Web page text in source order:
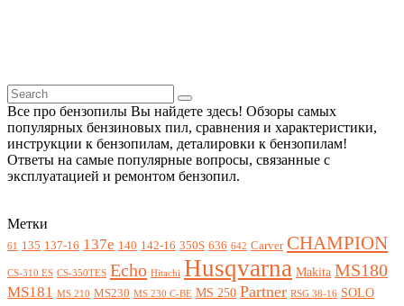
Все про бензопилы Вы найдете здесь! Обзоры самых
популярных бензиновых пил, сравнения и характеристики,
инструкции к бензопилам, деталировки к бензопилам!
Ответы на самые популярные вопросы, связанные с
эксплуатацией и ремонтом бензопил.
Метки
61 135 137-16 137e 140 142-16 350S 636 642 Carver CHAMPION
CS-310 ES CS-350TES Echo Hitachi Husqvarna Makita MS180
MS181 MS 210 MS230 MS 230 C-BE MS 250 Partner RSG 38-16 SOLO